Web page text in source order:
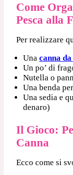
Come
Pesca alla
Per realizzare
Una canna da
Un po’ di
Nutella o
Una benda
Una sedia e
denaro)
Il Gioco:
Canna
Ecco come si